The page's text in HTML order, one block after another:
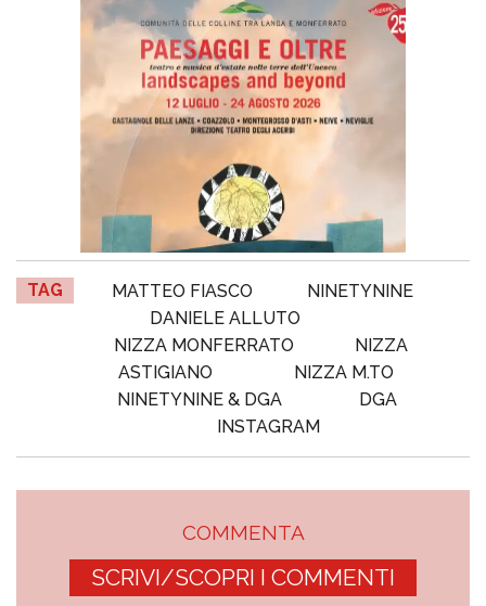
TAG MATTEO FIASCO
NINETYNINE
DANIELE ALLUTO
NIZZA MONFERRATO
NIZZA
ASTIGIANO
NIZZA M.TO
NINETYNINE & DGA
DGA
INSTAGRAM
COMMENTA
SCRIVI/SCOPRI I COMMENTI